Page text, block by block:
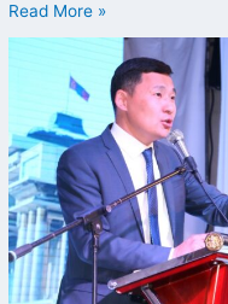
Read More »
УЛСЫН
ҮНДСЭН
ХУУЛЬД
ОРУУЛАХ
ӨӨРЧЛӨЛТИЙН
ТӨСЛИЙН
ХОЁР
ДАХЬ
ХЭЛЭЛЦҮҮЛГИЙГ